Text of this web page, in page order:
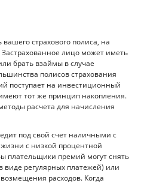
страхового полиса, на
лицо может иметь
брать взаймы в случае
полисов страхования
поступает на инвестиционный
тот же принцип накопления.
расчета для начисления
под свой счет наличными с
с низкой процентной
плательщики премий могут снять
регулярных платежей) или
расходов. Когда